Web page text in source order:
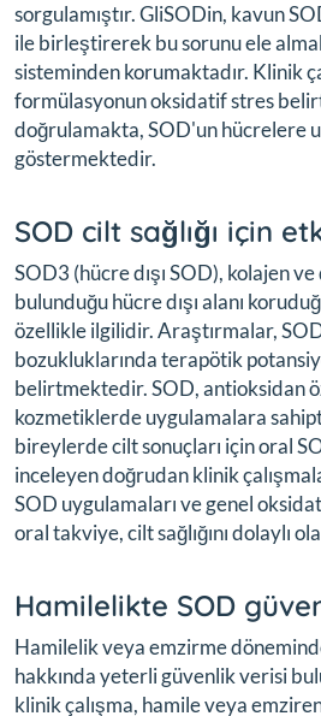
sorgulamıştır. GliSODin, kavun
ile birleştirerek bu sorunu ele
sisteminden korumaktadır. Klinik
formülasyonun oksidatif stres
doğrulamakta, SOD'un hücrelere
göstermektedir.
SOD cilt sağlığı için
SOD3 (hücre dışı SOD), kolajen ve
bulunduğu hücre dışı alanı
özellikle ilgilidir. Araştırmalar,
bozukluklarında terapötik
belirtmektedir. SOD, antioksidan
kozmetiklerde uygulamalara
bireylerde cilt sonuçları için oral
inceleyen doğrudan klinik
SOD uygulamaları ve genel
oral takviye, cilt sağlığını dolaylı
Hamilelikte SOD
Hamilelik veya emzirme
hakkında yeterli güvenlik verisi
klinik çalışma, hamile veya